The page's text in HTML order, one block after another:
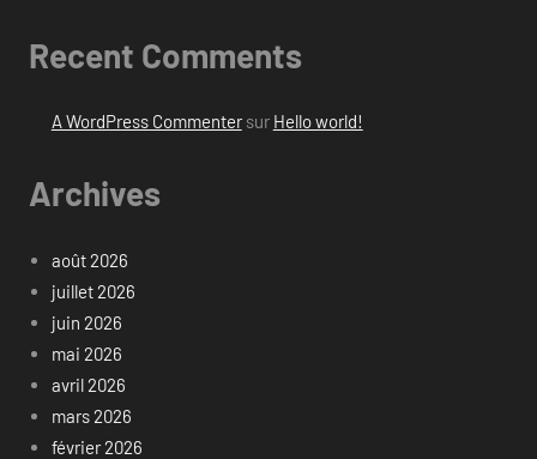
Recent Comments
A WordPress Commentersur Hello world!
Archives
août 2026
juillet 2026
juin 2026
mai 2026
avril 2026
mars 2026
février 2026